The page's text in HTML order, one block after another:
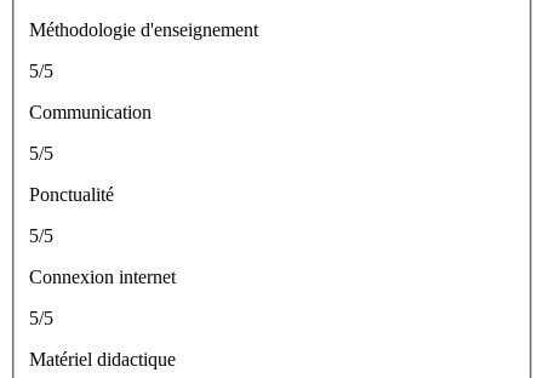
Méthodologie d'enseignement
5/5
Communication
5/5
Ponctualité
5/5
Connexion internet
5/5
Matériel didactique